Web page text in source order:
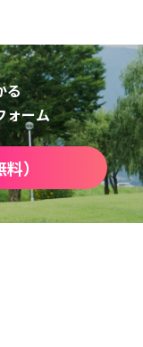
る
ォーム
）